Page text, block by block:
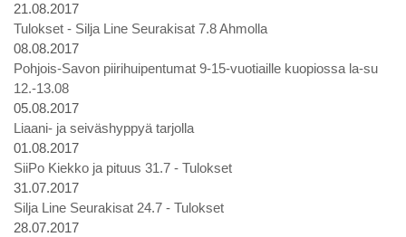
21.08.2017
Tulokset - Silja Line Seurakisat 7.8 Ahmolla
08.08.2017
Pohjois-Savon piirihuipentumat 9-15-vuotiaille kuopiossa la-su
12.-13.08
05.08.2017
Liaani- ja seiväshyppyä tarjolla
01.08.2017
SiiPo Kiekko ja pituus 31.7 - Tulokset
31.07.2017
Silja Line Seurakisat 24.7 - Tulokset
28.07.2017